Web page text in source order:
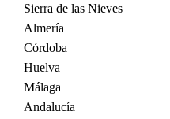
Sierra de las Nieves
Almería
Córdoba
Huelva
Málaga
Andalucía